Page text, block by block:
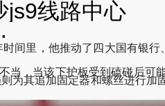
js9线路中心
里，他推动了四大国有银行
当该下护板受到磕碰后可
其追加固定器和螺丝进行